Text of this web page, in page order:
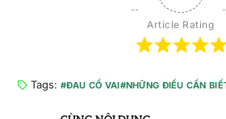
Article Rating
Tags: ĐAU CỔ VAI NHỮNG ĐIỀU CẦN